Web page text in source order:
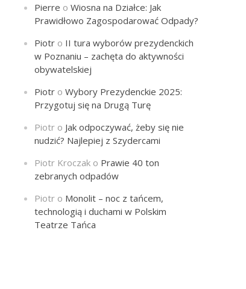
Pierre oWiosna na Działce: Jak
Prawidłowo Zagospodarować Odpady?
Piotr o II tura wyborów prezydenckich
w Poznaniu – zachęta do aktywności
obywatelskiej
Piotr oWybory Prezydenckie 2025:
Przygotuj się na Drugą Turę
Piotr o Jak odpoczywać, żeby się nie
nudzić? Najlepiej z Szydercami
Piotr Kroczak o Prawie 40 ton
zebranych odpadów
Piotr o Monolit – noc z tańcem,
technologią i duchami w Polskim
Teatrze Tańca